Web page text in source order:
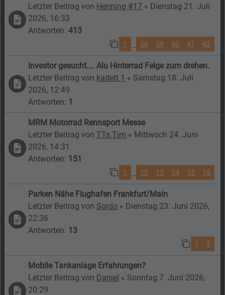
Letzter Beitrag von Henning #17 « Dienstag 21. Juli
2026, 16:33
Antworten:413
1 … 38 39 40 41 42
Investor gesucht.... Alu Hinterrad Felge zum drehen.
Letzter Beitrag von kadett 1 « Samstag 18. Juli
2026, 12:49
Antworten: 1
MRM Motorrad Rennsport Messe
Letzter Beitrag vonTTs Tim « Mittwoch 24. Juni
2026, 14:31
Antworten: 151
1 … 12 13 14 15 16
Parken Nähe Flughafen Frankfurt/Main
Letzter Beitrag von Sordo « Dienstag 23. Juni 2026,
22:36
Antworten: 13
1 2
Mobile Tankanlage Erfahrungen?
Letzter Beitrag von Daniel « Sonntag 7. Juni 2026,
20:29